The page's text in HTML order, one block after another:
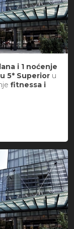
i 1 noćenje
5* Superior u
fitnessa i